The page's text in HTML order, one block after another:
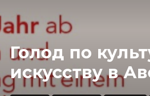
Голод по
искусству в